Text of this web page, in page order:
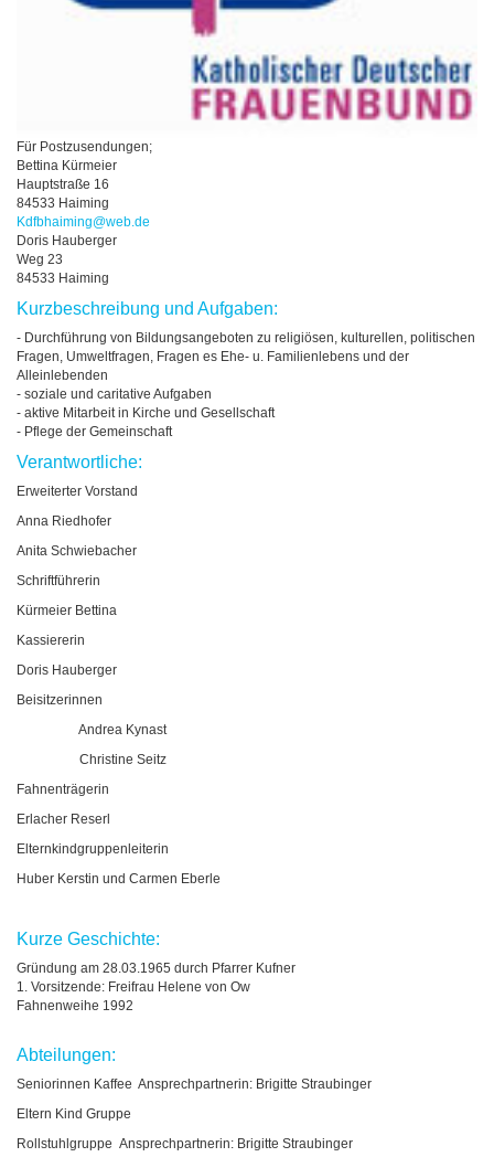
Für Postzusendungen;
Bettina Kürmeier
Hauptstraße 16
84533 Haiming
Kdfbhaiming@web.de
Doris Hauberger
Weg 23
84533 Haiming
Kurzbeschreibung und Aufgaben:
- Durchführung von Bildungsangeboten zu religiösen, kulturellen, politischen
Fragen, Umweltfragen, Fragen es Ehe- u. Familienlebens und der
Alleinlebenden
- soziale und caritative Aufgaben
- aktive Mitarbeit in Kirche und Gesellschaft
- Pflege der Gemeinschaft
Verantwortliche:
Erweiterter Vorstand
Anna Riedhofer
Anita Schwiebacher
Schriftführerin
Kürmeier Bettina
Kassiererin
Doris Hauberger
Beisitzerinnen
Andrea Kynast
Christine Seitz
Fahnenträgerin
Erlacher Reserl
Elternkindgruppenleiterin
Huber Kerstin und Carmen Eberle
Kurze Geschichte:
Gründung am 28.03.1965 durch Pfarrer Kufner
1. Vorsitzende: Freifrau Helene von Ow
Fahnenweihe 1992
Abteilungen:
Seniorinnen Kaffee Ansprechpartnerin: Brigitte Straubinger
Eltern Kind Gruppe
Rollstuhlgruppe Ansprechpartnerin: Brigitte Straubinger